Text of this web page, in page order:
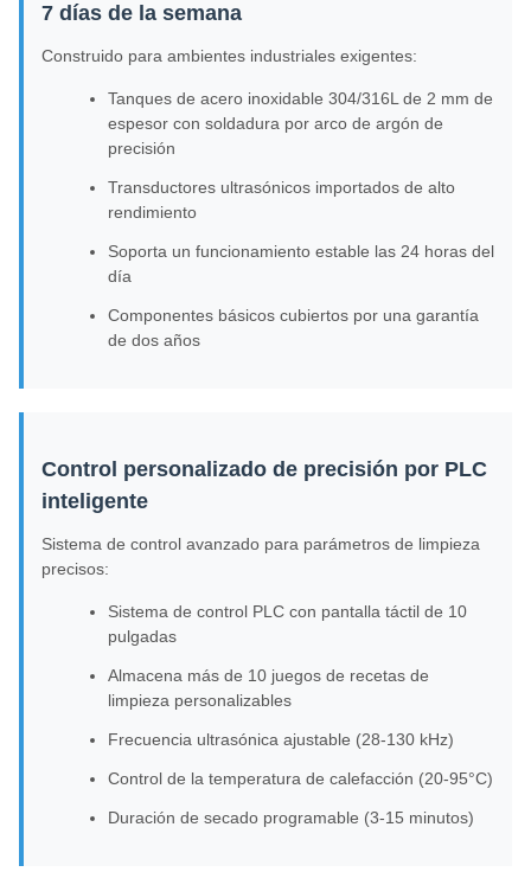
7 días de la semana
Construido para ambientes industriales exigentes:
Tanques de acero inoxidable 304/316L de 2 mm de
espesor con soldadura por arco de argón de
precisión
Transductores ultrasónicos importados de alto
rendimiento
Soporta un funcionamiento estable las 24 horas del
día
Componentes básicos cubiertos por una garantía
de dos años
Control personalizado de precisión por PLC
inteligente
Sistema de control avanzado para parámetros de limpieza
precisos:
Sistema de control PLC con pantalla táctil de 10
pulgadas
Almacena más de 10 juegos de recetas de
limpieza personalizables
Frecuencia ultrasónica ajustable (28-130 kHz)
Control de la temperatura de calefacción (20-95°C)
Duración de secado programable (3-15 minutos)